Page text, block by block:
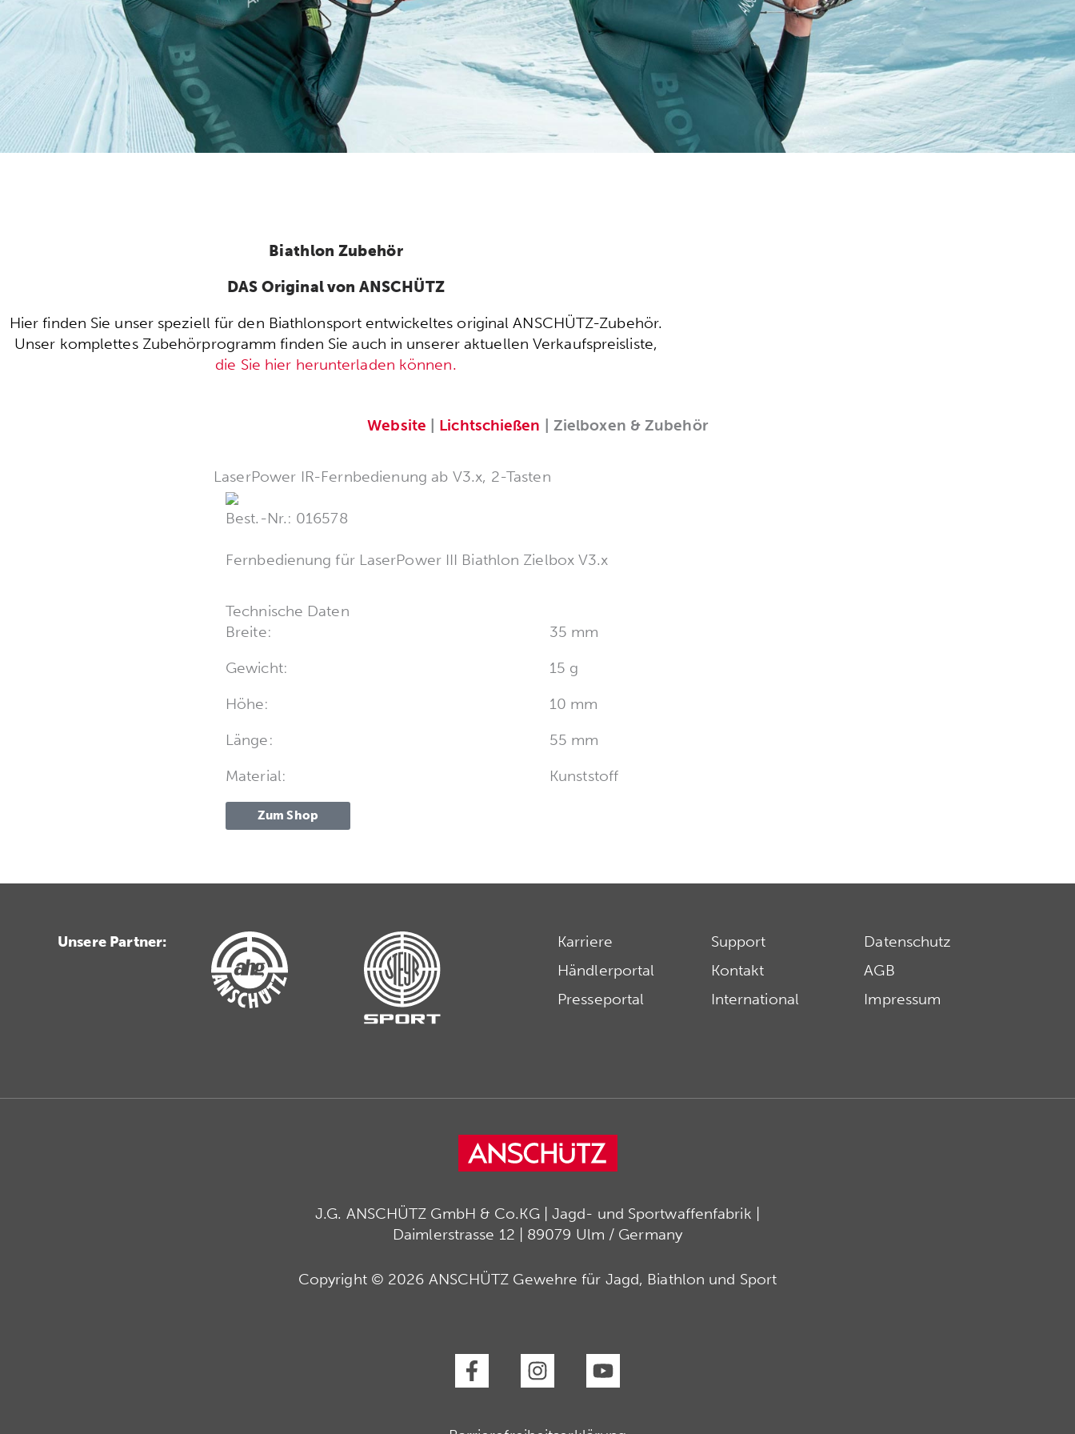
Biathlon Zubehör
DAS Original von ANSCHÜTZ
Hier finden Sie unser speziell für den Biathlonsport entwickeltes original ANSCHÜTZ-Zubehör.
Unser komplettes Zubehörprogramm finden Sie auch in unserer aktuellen Verkaufspreisliste,
die Sie hier herunterladen können.
Website Lichtschießen | Zielboxen & Zubehör
LaserPower IR-Fernbedienung ab V3.x, 2-Tasten
Best.-Nr.: 016578
Fernbedienung für LaserPower III Biathlon Zielbox V3.x
Technische Daten
Breite:
35 mm
Gewicht:
15 g
Höhe:
10 mm
Länge:
55 mm
Material:
Kunststoff
Zum Shop
Unsere Partner:
Karriere
Händlerportal
Presseportal
Support
Kontakt
International
Datenschutz
AGB
Impressum
J.G. ANSCHÜTZ GmbH & Co.KG | Jagd- und Sportwaffenfabrik |
Daimlerstrasse 12 | 89079 Ulm / Germany
Copyright © 2026 ANSCHÜTZ Gewehre für Jagd, Biathlon und Sport